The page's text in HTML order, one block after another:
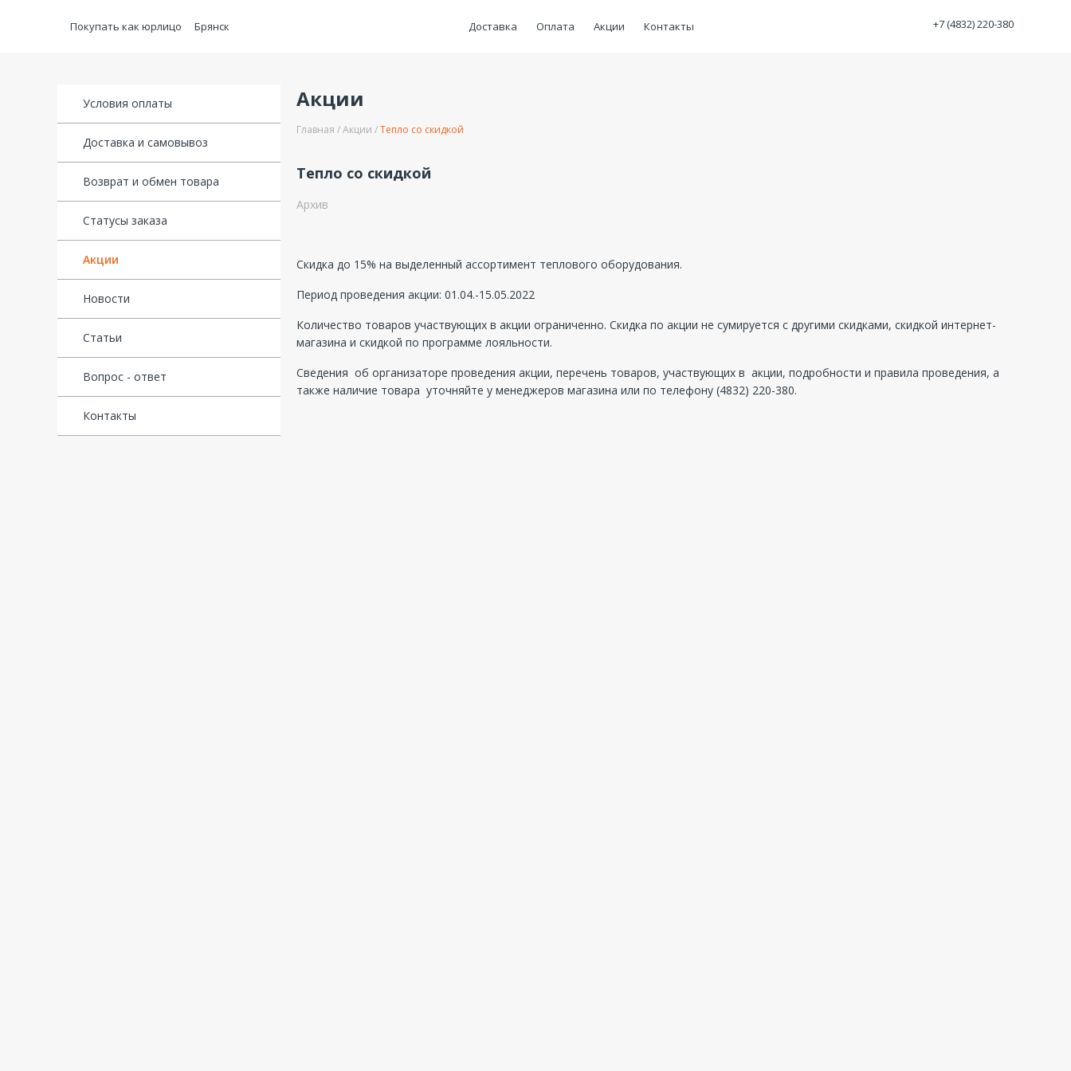
Покупать как юрлицо Брянск Доставка Оплата Акции Контакты +7 (4832) 220-380
Условия оплаты
Доставка и самовывоз
Возврат и обмен товара
Статусы заказа
Акции
Новости
Статьи
Вопрос - ответ
Контакты
Акции
Главная Акции Тепло со скидкой
Тепло со скидкой
Архив
Скидка до 15% на выделенный ассортимент теплового оборудования.
Период проведения акции: 01.04.-15.05.2022
Количество товаров участвующих в акции ограниченно. Скидка по акции не сумируется с другими скидками, скидкой интернет-
магазина и скидкой по программе лояльности.
Сведения об организаторе проведения акции, перечень товаров, участвующих в акции, подробности и правила проведения, а
также наличие товара уточняйте у менеджеров магазина или по телефону (4832) 220-380.